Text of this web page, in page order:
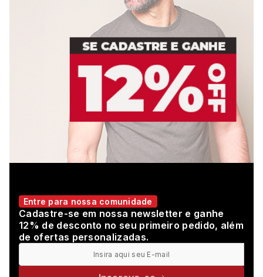
Entre para nossa comunidade
Cadastre-se em nossa newsletter e ganhe
12% de desconto no seu primeiro pedido, além
de ofertas personalizadas.